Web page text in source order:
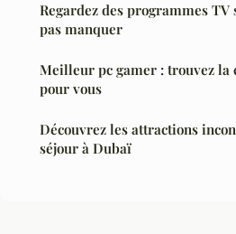
Regardez des programmes TV
pas manquer
Meilleur pc gamer : trouvez la
pour vous
Découvrez les attractions
séjour à Dubaï